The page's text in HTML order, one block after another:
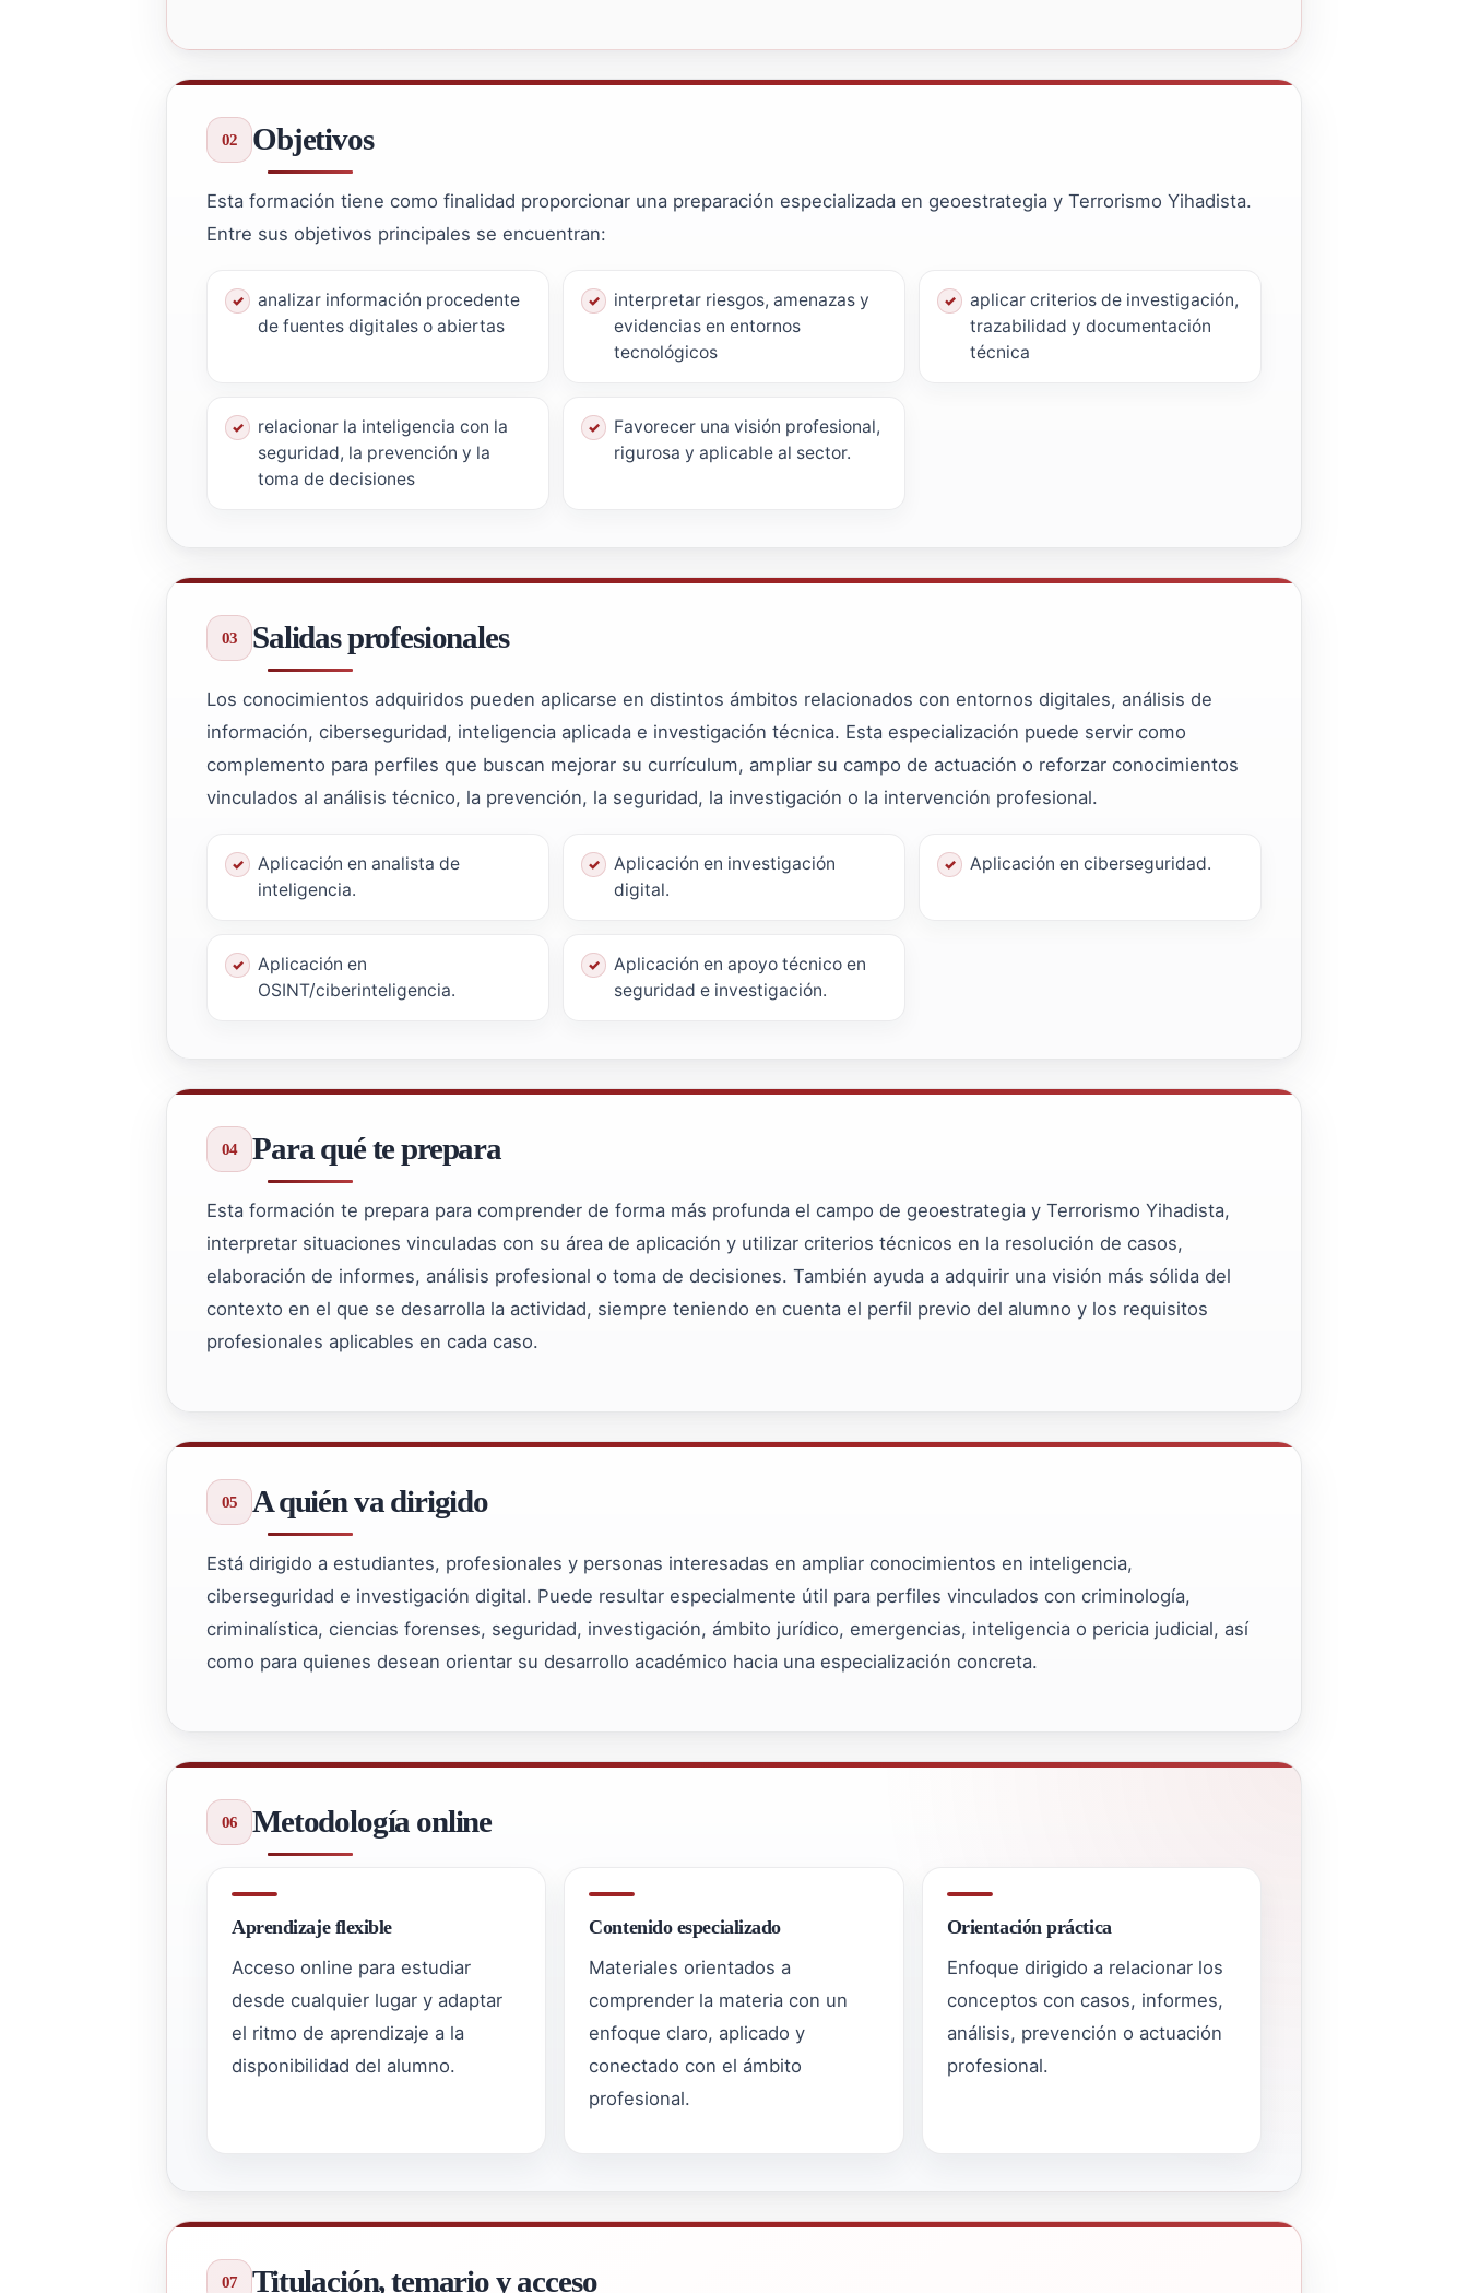
Objetivos
Esta formación tiene como finalidad proporcionar una preparación especializada en geoestrategia y Terrorismo Yihadista.
Entre sus objetivos principales se encuentran:
analizar información procedente
de fuentes digitales o abiertas
interpretar riesgos, amenazas y
evidencias en entornos
tecnológicos
aplicar criterios de investigación,
trazabilidad y documentación
técnica
relacionar la inteligencia con la
seguridad, la prevención y la
toma de decisiones
Favorecer una visión profesional,
rigurosa y aplicable al sector.
Salidas profesionales
Los conocimientos adquiridos pueden aplicarse en distintos ámbitos relacionados con entornos digitales, análisis de
información, ciberseguridad, inteligencia aplicada e investigación técnica. Esta especialización puede servir como
complemento para perfiles que buscan mejorar su currículum, ampliar su campo de actuación o reforzar conocimientos
vinculados al análisis técnico, la prevención, la seguridad, la investigación o la intervención profesional.
Aplicación en analista de
inteligencia.
Aplicación en investigación
digital.
Aplicación en ciberseguridad.
Aplicación en
OSINT/ciberinteligencia.
Aplicación en apoyo técnico en
seguridad e investigación.
Para qué te prepara
Esta formación te prepara para comprender de forma más profunda el campo de geoestrategia y Terrorismo Yihadista,
interpretar situaciones vinculadas con su área de aplicación y utilizar criterios técnicos en la resolución de casos,
elaboración de informes, análisis profesional o toma de decisiones. También ayuda a adquirir una visión más sólida del
contexto en el que se desarrolla la actividad, siempre teniendo en cuenta el perfil previo del alumno y los requisitos
profesionales aplicables en cada caso.
A quién va dirigido
Está dirigido a estudiantes, profesionales y personas interesadas en ampliar conocimientos en inteligencia,
ciberseguridad e investigación digital. Puede resultar especialmente útil para perfiles vinculados con criminología,
criminalística, ciencias forenses, seguridad, investigación, ámbito jurídico, emergencias, inteligencia o pericia judicial, así
como para quienes desean orientar su desarrollo académico hacia una especialización concreta.
Metodología online
Aprendizaje flexible
Acceso online para estudiar
desde cualquier lugar y adaptar
el ritmo de aprendizaje a la
disponibilidad del alumno.
Contenido especializado
Materiales orientados a
comprender la materia con un
enfoque claro, aplicado y
conectado con el ámbito
profesional.
Orientación práctica
Enfoque dirigido a relacionar los
conceptos con casos, informes,
análisis, prevención o actuación
profesional.
Titulación, temario y acceso